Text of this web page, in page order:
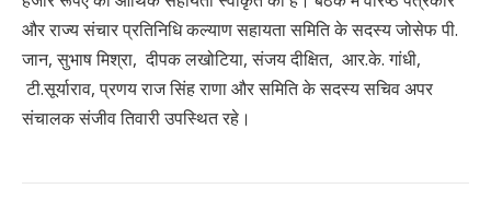
और राज्य संचार प्रतिनिधि कल्याण सहायता समिति के सदस्य जोसेफ पी.
जान, सुभाष मिश्रा, दीपक लखोटिया, संजय दीक्षित, आर.के. गांधी,
टी.सूर्याराव, प्रणय राज सिंह राणा और समिति के सदस्य सचिव अपर
संचालक संजीव तिवारी उपस्थित रहे।